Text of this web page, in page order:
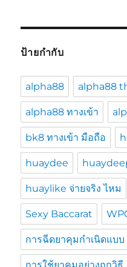
ป้ายกำกับ
alpha88 alpha88
alpha88 ทางเข้า
bk8 ทางเข้า มือถือ
huaydee
huaylike จ่ายจริง ไหม
Sexy Baccarat
การฉีดยาคุมกำเนิดแบบ